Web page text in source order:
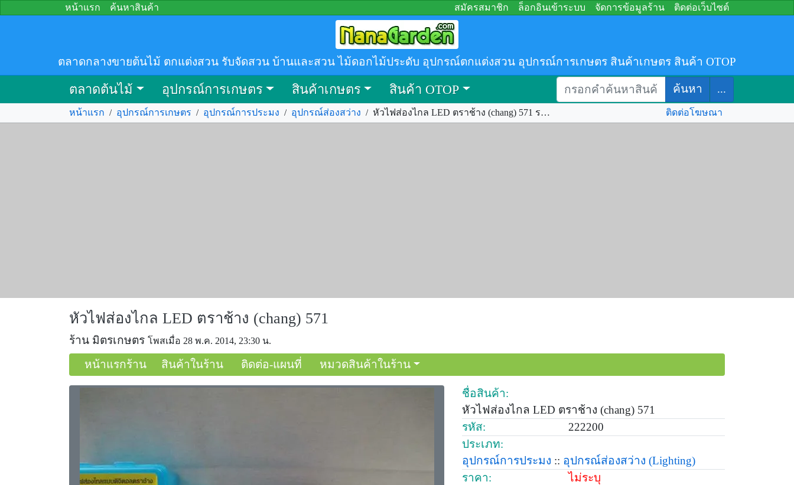
หน้าแรก ค้นหาสินค้า สมัครสมาชิก ล็อกอินเข้าระบบ จัดการข้อมูลร้าน ติดต่อเว็บไซต์
ตลาดกลางขายต้นไม้ ตกแต่งสวน รับจัดสวน บ้านและสวน ไม้ดอกไม้ประดับ อุปกรณ์ตกแต่งสวน อุปกรณ์การเกษตร สินค้าเกษตร สินค้า OTOP
ตลาดต้นไม้ อุปกรณ์การเกษตร สินค้าเกษตร สินค้า OTOP ค้นหา ...
หน้าแรก / อุปกรณ์การเกษตร / อุปกรณ์การประมง / อุปกรณ์ส่องสว่าง / หัวไฟส่องไกล LED ตราช้าง (chang) 571 รหัส.222200 ติดต่อโฆษณา
หัวไฟส่องไกล LED ตราช้าง (chang) 571
ร้าน มิตรเกษตร โพสเมื่อ 28 พ.ค. 2014, 23:30 น.
หน้าแรกร้าน สินค้าในร้าน ติดต่อ-แผนที่ หมวดสินค้าในร้าน
ชื่อสินค้า:
หัวไฟส่องไกล LED ตราช้าง (chang) 571
รหัส:
222200
ประเภท:
อุปกรณ์การประมง :: อุปกรณ์ส่องสว่าง (Lighting)
ราคา:
ไม่ระบุ